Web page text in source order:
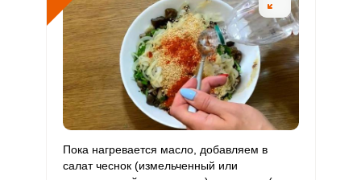
Пока нагревается масло, добавляем в
салат чеснок (измельченный или